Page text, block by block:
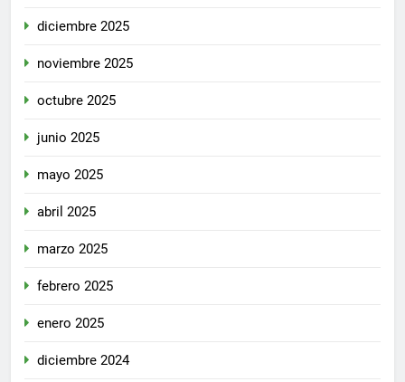
diciembre 2025
noviembre 2025
octubre 2025
junio 2025
mayo 2025
abril 2025
marzo 2025
febrero 2025
enero 2025
diciembre 2024